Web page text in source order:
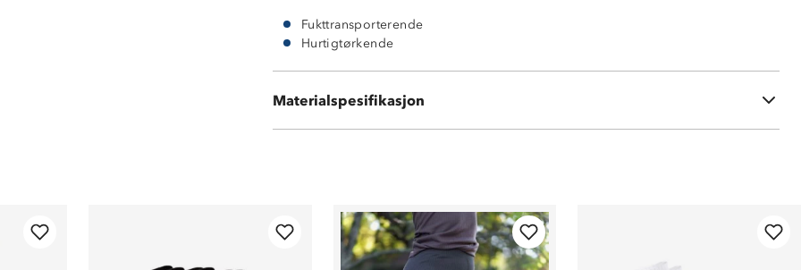
Fukttransporterende
Hurtigtørkende
Materialspesifikasjon
100 % resirkulert polyester